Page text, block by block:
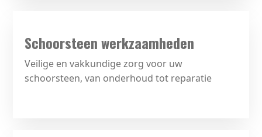
Schoorsteen werkzaamheden
Veilige en vakkundige zorg voor uw
schoorsteen, van onderhoud tot reparatie